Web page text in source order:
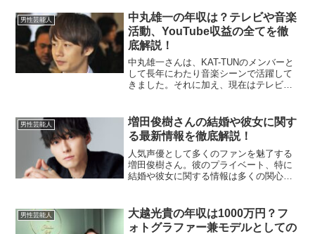
たなフィールドで人生をかけた挑戦をし
ていきたい...
男性芸能人
中丸雄一の年収は？テレビや音楽
活動、YouTube収益の全てを徹
底解説！
中丸雄一さんは、KAT-TUNのメンバーと
して長年にわたり音楽シーンで活躍して
きました。それに加え、現在はテレビ番
そんな彼の年収について、具体的な金額
やその内訳、...
男性芸能人
増田俊樹さんの結婚や彼女に関す
る最新情報を徹底解説！
人気声優として多くのファンを魅了する
増田俊樹さん。彼のプライベート、特に
結婚や彼女に関する情報は多くの関心を
さんは結婚しているの？現時点（2024年
12月15日）で、増...
男性芸能人
大越光貴の年収は1000万円？フ
ォトグラファー兼モデルとしての